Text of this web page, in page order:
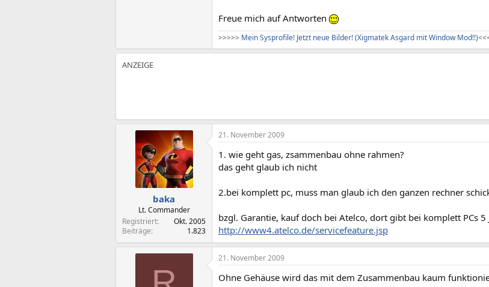
Freue mich auf Antworten
>>>>> Mein Sysprofile! Jetzt neue Bilder! (Xigmatek Asgard mit Window Mod!!)<<
baka
Lt. Commander
Registriert
Okt. 2005
Beiträge
1.823
21. November 2009
1. wie geht gas, zsammenbau ohne rahmen?
das geht glaub ich nicht
2.bei komplett pc, muss man glaub ich den ganzen rechner
bzgl. Garantie, kauf doch bei Atelco, dort gibt bei komplett PCs 5
http://www4.atelco.de/servicefeature.jsp
21. November 2009
Ohne Gehäuse wird das mit dem Zusammenbau kaum